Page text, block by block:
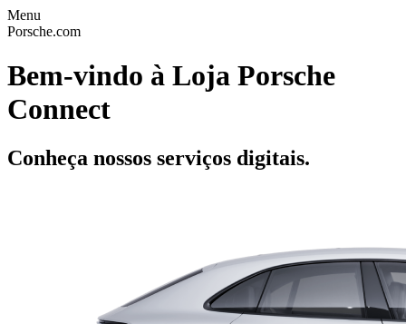
Menu
Porsche.com
Bem-vindo à Loja Porsche
Connect
Conheça nossos serviços digitais.